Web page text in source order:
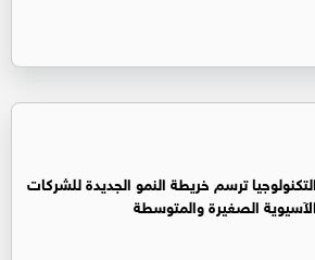
التكنولوجيا ترسم خريطة النمو الجديدة للشركات
الآسيوية الصغيرة والمتوسطة